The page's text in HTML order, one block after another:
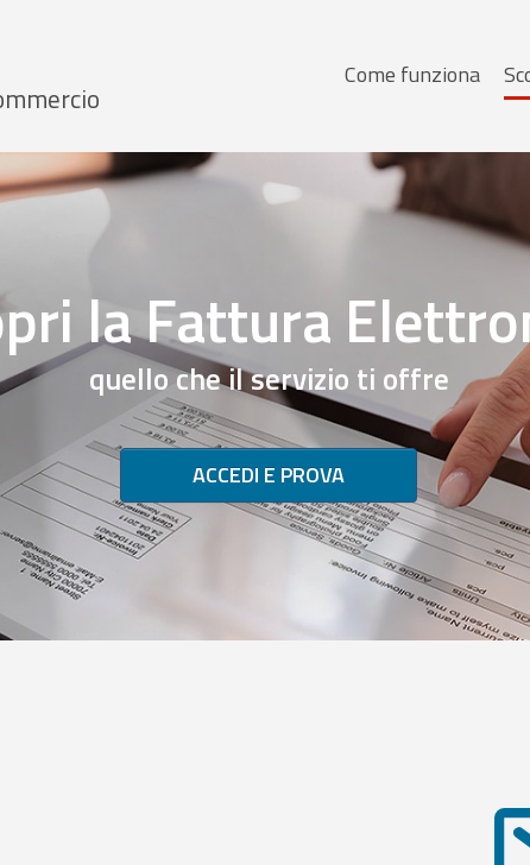
Menu
principale
Come funziona
la Fattura
quello che il servizio ti offre
ACCEDI E PROVA